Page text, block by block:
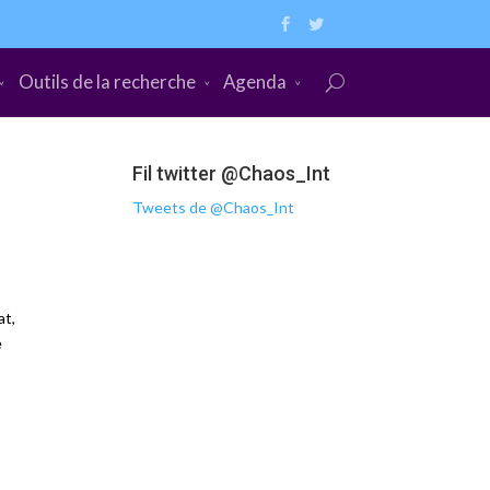
Outils de la recherche Agenda
Fil twitter @Chaos_Int
Tweets de @Chaos_Int